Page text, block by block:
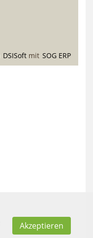
DSISoft mit SOG ERP
Akzeptieren